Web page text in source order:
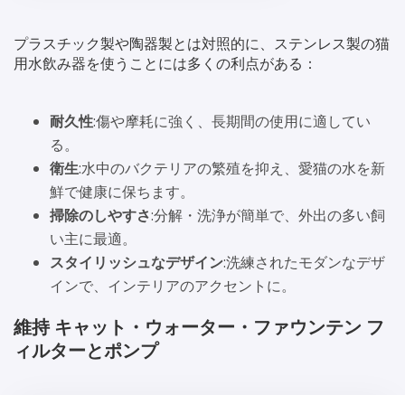
プラスチック製や陶器製とは対照的に、ステンレス製の猫
用水飲み器を使うことには多くの利点がある：
耐久性:傷や摩耗に強く、長期間の使用に適してい
る。
衛生:水中のバクテリアの繁殖を抑え、愛猫の水を新
鮮で健康に保ちます。
掃除のしやすさ:分解・洗浄が簡単で、外出の多い飼
い主に最適。
スタイリッシュなデザイン:洗練されたモダンなデザ
インで、インテリアのアクセントに。
維持 キャット・ウォーター・ファウンテン フ
ィルターとポンプ